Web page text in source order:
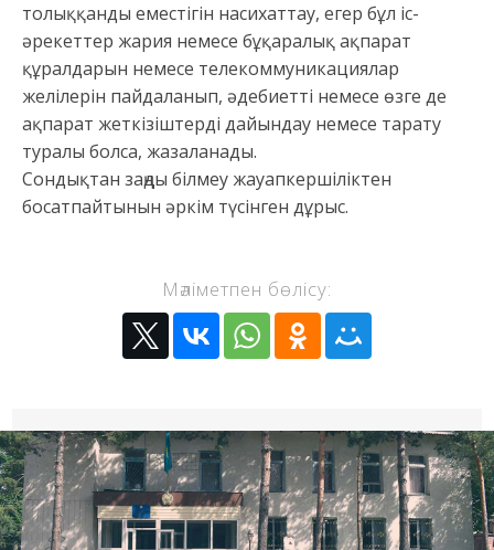
толыққанды еместігін насихаттау, егер бұл іс-
әрекеттер жария немесе бұқаралық ақпарат
құралдарын немесе телекоммуникациялар
желілерін пайдаланып, әдебиетті немесе өзге де
ақпарат жеткізіштерді дайындау немесе тарату
туралы болса, жазаланады.
Сондықтан заңды білмеу жауапкершіліктен
босатпайтынын әркім түсінген дұрыс.
Мәліметпен бөлісу: